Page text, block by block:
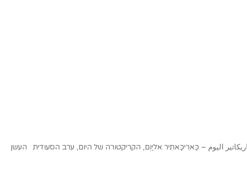
اليوم – כַּארִיכַּאתִיר אליַוְם, הקריקטורה של היום, ערב הסעודית העשן